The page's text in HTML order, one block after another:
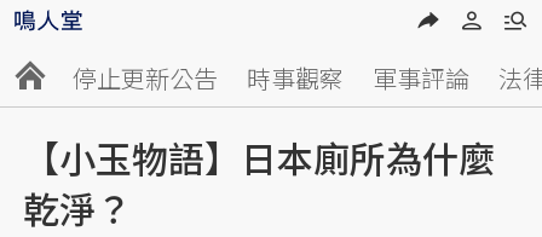
停止更新公告 時事觀察 軍事評論 法
【小玉物語】日本廁所為什麼
乾淨？